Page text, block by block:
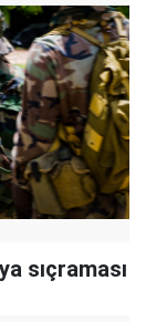
sıçraması